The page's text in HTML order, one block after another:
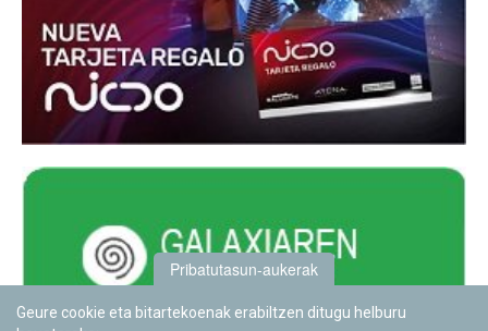
Pribatutasun-aukerak
Geure cookie eta bitartekoenak erabiltzen ditugu helburu